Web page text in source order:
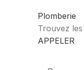
Plomberie
Trouvez
APPELER